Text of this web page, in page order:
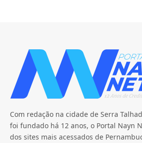
Com redação na cidade de Serra
foi fundado há 12 anos, o Portal Nayn
dos sites mais acessados de